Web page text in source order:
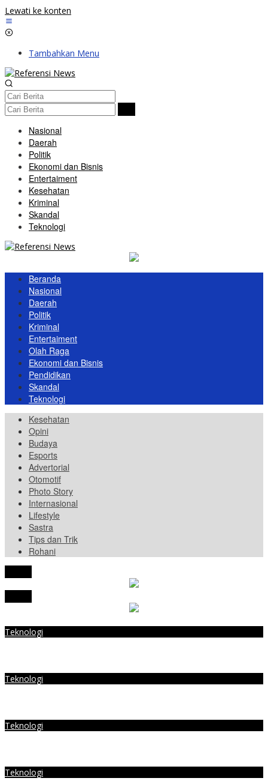
Lewati ke konten
Tambahkan Menu
Nasional
Daerah
Politik
Ekonomi dan Bisnis
Entertaiment
Kesehatan
Kriminal
Skandal
Teknologi
Beranda
Nasional
Daerah
Politik
Kriminal
Entertaiment
Olah Raga
Ekonomi dan Bisnis
Pendidikan
Skandal
Teknologi
Kesehatan
Opini
Budaya
Esports
Advertorial
Otomotif
Photo Story
Internasional
Lifestyle
Sastra
Tips dan Trik
Rohani
Teknologi
Teknologi
Teknologi
Teknologi